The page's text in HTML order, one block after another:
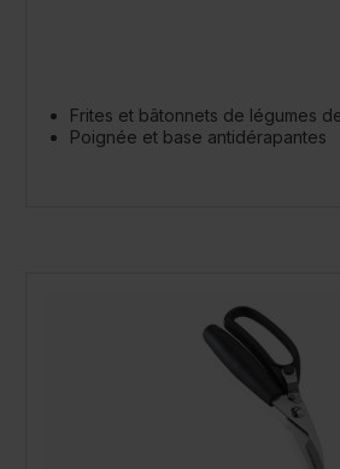
Frites et bâtonnets de légumes
Poignée et base antidérapantes